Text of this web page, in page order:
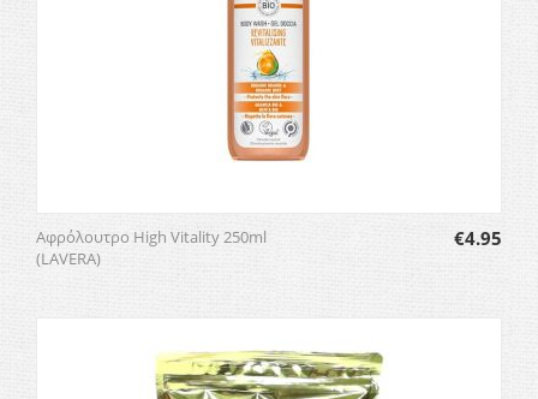
Αφρόλουτρο High Vitality 250ml
(LAVERA)
€4.95